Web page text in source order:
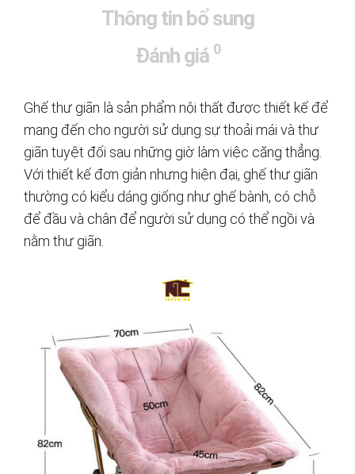
Thông tin bổ sung
Đánh giá 0
Ghế thư giãn là sản phẩm nội thất được thiết kế để
mang đến cho người sử dụng sự thoải mái và thư
giãn tuyệt đối sau những giờ làm việc căng thẳng.
Với thiết kế đơn giản nhưng hiện đại, ghế thư giãn
thường có kiểu dáng giống như ghế bành, có chỗ
để đầu và chân để người sử dụng có thể ngồi và
nằm thư giãn.